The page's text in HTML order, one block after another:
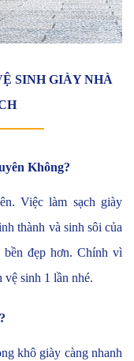
SINH GIÀY NHÀ
Không?
Việc làm sạch giày
thành và sinh sôi của
đẹp hơn. Chính vì
vệ sinh 1 lần nhé.
khô giày càng nhanh